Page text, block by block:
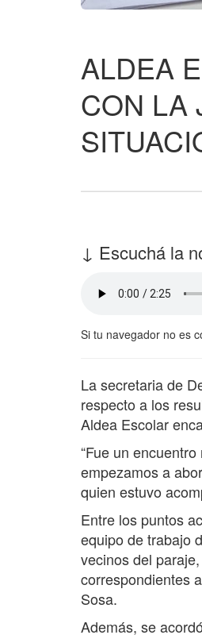
ALDEA
CON LA
↓ Escuchá la
Si tu navegador no es
La secretaria de
respecto a los
Aldea Escolar
“Fue un
empezamos a
quien estuvo
Entre los puntos
equipo de trabajo
vecinos del
correspondientes
Sosa.
Además, se